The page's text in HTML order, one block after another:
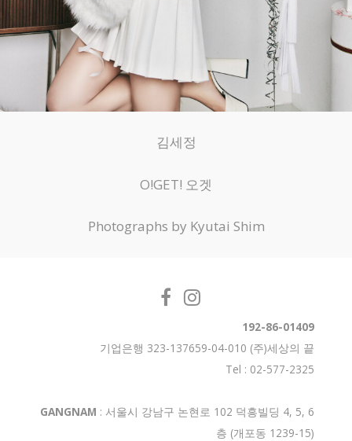
김세정
O!GET! 오겟
Photographs by Kyutai Shim
192-86-01409
기업은행 323-137659-04-010 (주)세상의 끝
Tel : 02-577-2325
GANGNAM : 서울시 강남구 논현로 102 덕흥빌딩 4, 5, 6
층 (개포동 1239-15)